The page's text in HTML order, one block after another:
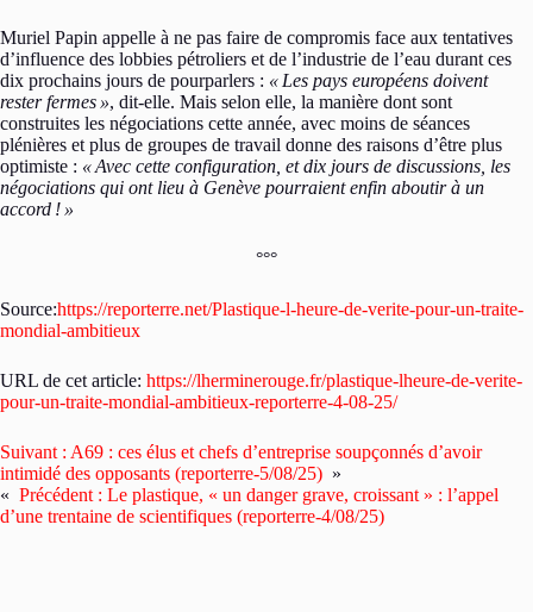
Muriel Papin appelle à ne pas faire de compromis face aux tentatives
d’influence des lobbies pétroliers et de l’industrie de l’eau durant ces
dix prochains jours de pourparlers : « Les pays européens doivent
rester fermes », dit-elle. Mais selon elle, la manière dont sont
construites les négociations cette année, avec moins de séances
plénières et plus de groupes de travail donne des raisons d’être plus
optimiste : «Avec cette configuration, et dix jours de discussions, les
négociations qui ont lieu à Genève pourraient enfin aboutir à un
accord ! »
°°°
Source:https://reporterre.net/Plastique-l-heure-de-verite-pour-un-traite-
mondial-ambitieux
URL de cet article: https://lherminerouge.fr/plastique-lheure-de-verite-
pour-un-traite-mondial-ambitieux-reporterre-4-08-25/
Suivant : A69 : ces élus et chefs d’entreprise soupçonnés d’avoir
intimidé des opposants (reporterre-5/08/25) »
« Précédent : Le plastique, « un danger grave, croissant » : l’appel
d’une trentaine de scientifiques (reporterre-4/08/25)